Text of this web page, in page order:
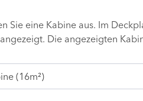
Sie eine Kabine aus. Im
Die angezeigten
(16m²)